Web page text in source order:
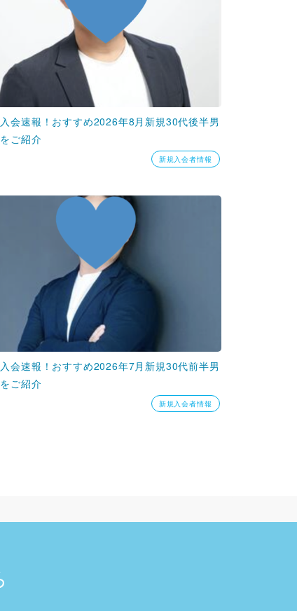
会速報！おすすめ2026年8月新規30代後半男
ご紹介
新規入会者情報
会速報！おすすめ2026年7月新規30代前半男
ご紹介
新規入会者情報